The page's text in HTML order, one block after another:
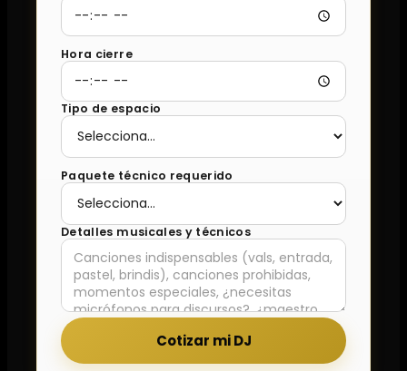
Hora cierre
Tipo de espacio
Paquete técnico requerido
Detalles musicales y técnicos
Cotizar mi DJ